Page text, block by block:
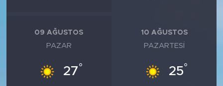
09 AĞUSTOS
PAZAR
27°
10 AĞUSTOS
PAZARTESI
25°